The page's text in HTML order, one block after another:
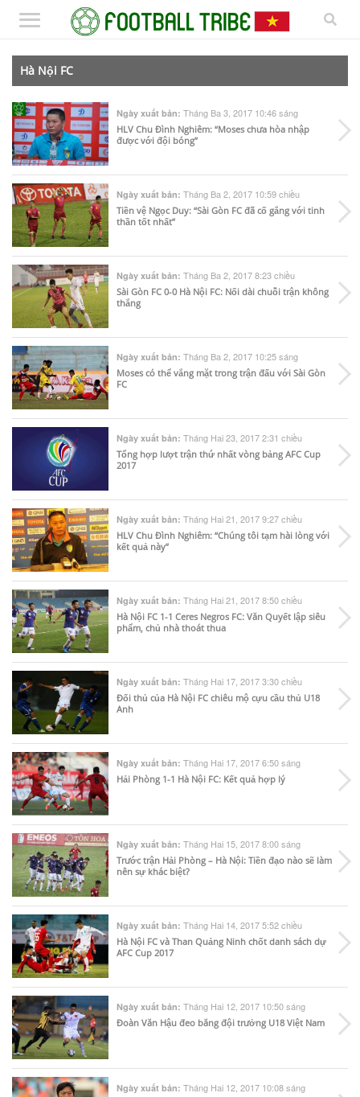
Hà Nội FC
Ngày xuất bản: Tháng Ba 3, 2017 10:46 sáng
HLV Chu Đình Nghiêm: “Moses chưa hòa nhập
được với đội bóng”
Ngày xuất bản: Tháng Ba 2, 2017 10:59 chiều
Tiền vệ Ngọc Duy: “Sài Gòn FC đã cố gắng với tinh
thần tốt nhất”
Ngày xuất bản: Tháng Ba 2, 2017 8:23 chiều
Sài Gòn FC 0-0 Hà Nội FC: Nối dài chuỗi trận không
thắng
Ngày xuất bản: Tháng Ba 2, 2017 10:25 sáng
Moses có thể vắng mặt trong trận đấu với Sài Gòn
FC
Ngày xuất bản: Tháng Hai 23, 2017 2:31 chiều
Tổng hợp lượt trận thứ nhất vòng bảng AFC Cup
2017
Ngày xuất bản: Tháng Hai 21, 2017 9:27 chiều
HLV Chu Đình Nghiêm: “Chúng tôi tạm hài lòng với
kết quả này”
Ngày xuất bản: Tháng Hai 21, 2017 8:50 chiều
Hà Nội FC 1-1 Ceres Negros FC: Văn Quyết lập siêu
phẩm, chủ nhà thoát thua
Ngày xuất bản: Tháng Hai 17, 2017 3:30 chiều
Đối thủ của Hà Nội FC chiêu mộ cựu cầu thủ U18
Anh
Ngày xuất bản: Tháng Hai 17, 2017 6:50 sáng
Hải Phòng 1-1 Hà Nội FC: Kết quả hợp lý
Ngày xuất bản: Tháng Hai 15, 2017 8:00 sáng
Trước trận Hải Phòng – Hà Nội: Tiền đạo nào sẽ làm
nên sự khác biệt?
Ngày xuất bản: Tháng Hai 14, 2017 5:52 chiều
Hà Nội FC và Than Quảng Ninh chốt danh sách dự
AFC Cup 2017
Ngày xuất bản: Tháng Hai 12, 2017 10:50 sáng
Đoàn Văn Hậu đeo băng đội trưởng U18 Việt Nam
Ngày xuất bản: Tháng Hai 12, 2017 10:08 sáng